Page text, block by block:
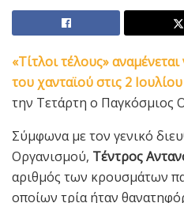
«Τίτλοι τέλους»
του χανταϊού στις 2
την Τετάρτη ο Παγκόσμιος
Σύμφωνα με τον γενικό
Οργανισμού, Τέντρος
αριθμός των κρουσμάτων
οποίων τρία ήταν